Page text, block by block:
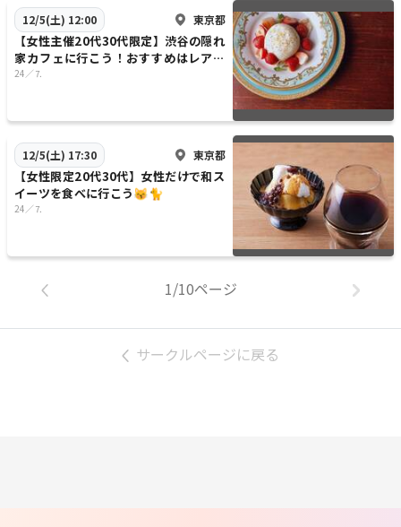
12/5(土) 12:00 東京都
【女性主催20代30代限定】渋谷の隠れ
家カフェに行こう！おすすめはレアチ
ーズケーキ🥖🧇🍞
24／⒎
12/5(土) 17:30 東京都
【女性限定20代30代】女性だけで和ス
イーツを食べに行こう😽🐈
24／⒎
1/10ページ
サークルページに戻る